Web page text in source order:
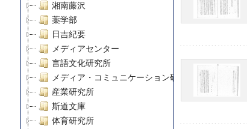
湘南藤沢
薬学部
日吉紀要
メディアセンター
言語文化研究所
メディア・コミュニケーション研究所
産業研究所
斯道文庫
体育研究所